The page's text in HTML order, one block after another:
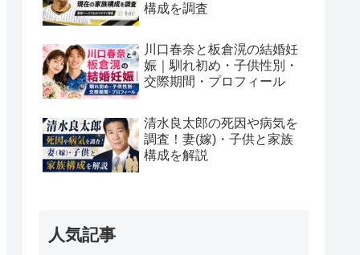
構成を調査
川口春奈と板倉滉の結婚妊
娠｜馴れ初め・子供性別・
交際期間・プロフィール
清水良太郎の死因や病気を
調査！妻(嫁)・子供と家族
構成を解説
人気記事